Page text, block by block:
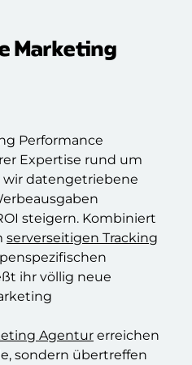
Marketing
Performance
Expertise rund um
wir datengetriebene
steigern. Kombiniert
serverseitigen Tracking
ihr völlig neue
Agentur erreichen
sondern übertreffen